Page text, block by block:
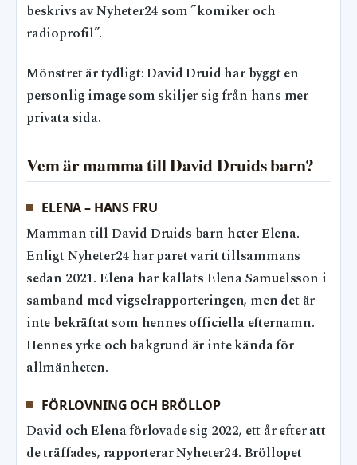
beskrivs av Nyheter24 som ”komiker och
radioprofil”.
Mönstret är tydligt: David Druid har byggt en
personlig image som skiljer sig från hans mer
privata sida.
Vem är mamma till David Druids barn?
ELENA – HANS FRU
Mamman till David Druids barn heter Elena.
Enligt Nyheter24 har paret varit tillsammans
sedan 2021. Elena har kallats Elena Samuelsson i
samband med vigselrapporteringen, men det är
inte bekräftat som hennes officiella efternamn.
Hennes yrke och bakgrund är inte kända för
allmänheten.
FÖRLOVNING OCH BRÖLLOP
David och Elena förlovade sig 2022, ett år efter att
de träffades, rapporterar Nyheter24. Bröllopet